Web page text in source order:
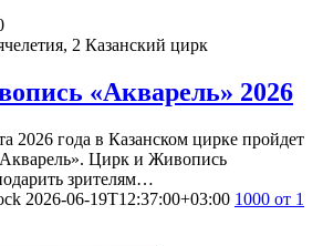
2 Казанский цирк
«Акварель» 2026
2026 года в Казанском цирке пройдет
Цирк и Живопись
зрителям…
2026-06-19T12:37:00+03:00 1000 от 1